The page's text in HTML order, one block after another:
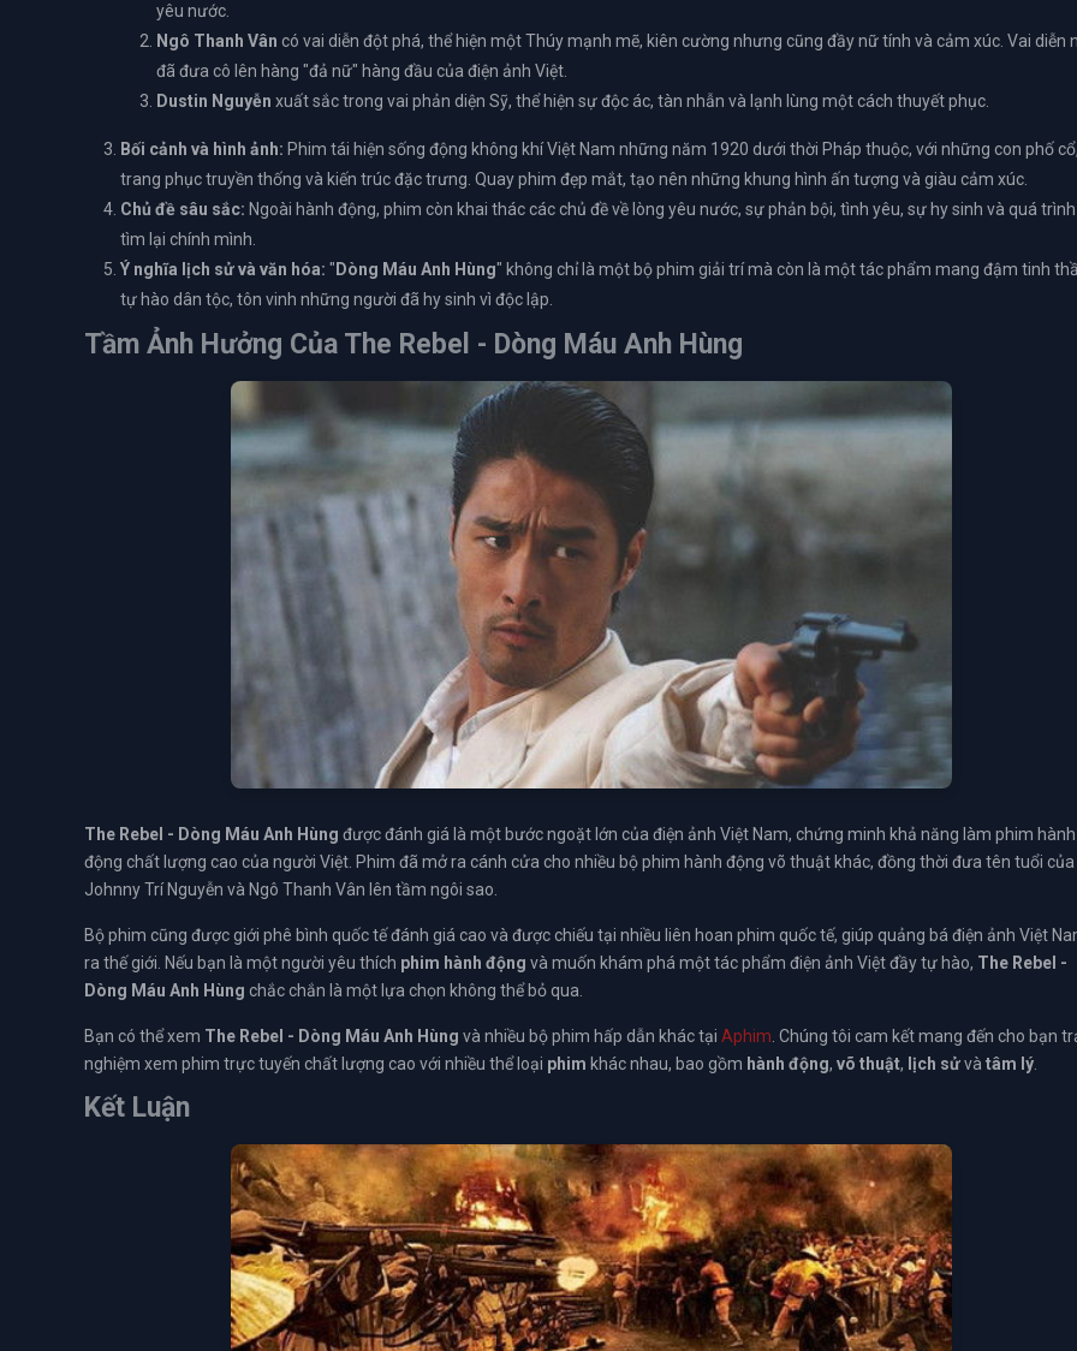
yêu nước.
Ngô Thanh Vân có vai diễn đột phá, thể hiện một Thúy mạnh mẽ, kiên cường nhưng cũng đầy nữ tính và cảm xúc. Vai diễn
đã đưa cô lên hàng "đả nữ" hàng đầu của điện ảnh Việt.
Dustin Nguyễn xuất sắc trong vai phản diện Sỹ, thể hiện sự độc ác, tàn nhẫn và lạnh lùng một cách thuyết phục.
Bối cảnh và hình ảnh: Phim tái hiện sống động không khí Việt Nam những năm 1920 dưới thời Pháp thuộc, với những con phố
trang phục truyền thống và kiến trúc đặc trưng. Quay phim đẹp mắt, tạo nên những khung hình ấn tượng và giàu cảm xúc.
Chủ đề sâu sắc: Ngoài hành động, phim còn khai thác các chủ đề về lòng yêu nước, sự phản bội, tình yêu, sự hy sinh và quá trình
tìm lại chính mình.
Ý nghĩa lịch sử và văn hóa: " Dòng Máu Anh Hùng" không chỉ là một bộ phim giải trí mà còn là một tác phẩm mang đậm tinh
tự hào dân tộc, tôn vinh những người đã hy sinh vì độc lập.
Tầm Ảnh Hưởng Của The Rebel - Dòng Máu Anh Hùng
The Rebel - Dòng Máu Anh Hùng được đánh giá là một bước ngoặt lớn của điện ảnh Việt Nam, chứng minh khả năng làm phim hành
động chất lượng cao của người Việt. Phim đã mở ra cánh cửa cho nhiều bộ phim hành động võ thuật khác, đồng thời đưa tên tuổi của
Johnny Trí Nguyễn và Ngô Thanh Vân lên tầm ngôi sao.
Bộ phim cũng được giới phê bình quốc tế đánh giá cao và được chiếu tại nhiều liên hoan phim quốc tế, giúp quảng bá điện ảnh Việt
ra thế giới. Nếu bạn là một người yêu thích phim hành động và muốn khám phá một tác phẩm điện ảnh Việt đầy tự hào, The Rebel -
Dòng Máu Anh Hùng chắc chắn là một lựa chọn không thể bỏ qua.
Bạn có thể xem The Rebel - Dòng Máu Anh Hùng và nhiều bộ phim hấp dẫn khác tại Aphim . Chúng tôi cam kết mang đến cho bạn
nghiệm xem phim trực tuyến chất lượng cao với nhiều thể loại phim khác nhau, bao gồm hành động, võ thuật, lịch sửvà tâm lý
Kết Luận